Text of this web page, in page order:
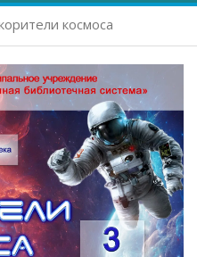
космоса